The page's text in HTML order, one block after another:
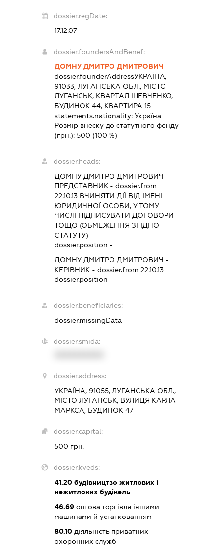
dossier.regDate:
17.12.07
dossier.foundersAndBenef:
ДОМНУ ДМИТРО ДМИТРОВИЧ
dossier.founderAddressУКРАЇНА,
91033, ЛУГАНСЬКА ОБЛ., МІСТО
ЛУГАНСЬК, КВАРТАЛ ШЕВЧЕНКО,
БУДИНОК 44, КВАРТИРА 15
statements.nationality:Україна
Розмір внеску до статутного фонду
(грн.):500 (100 %)
dossier.heads:
ДОМНУ ДМИТРО ДМИТРОВИЧ -
ПРЕДСТАВНИК - dossier.from
22.10.13 ВЧИНЯТИ ДІЇ ВІД ІМЕНІ
ЮРИДИЧНОЇ ОСОБИ, У ТОМУ
ЧИСЛІ ПІДПИСУВАТИ ДОГОВОРИ
ТОЩО (ОБМЕЖЕННЯ ЗГІДНО
СТАТУТУ)
dossier.position -
ДОМНУ ДМИТРО ДМИТРОВИЧ -
КЕРІВНИК - dossier.from 22.10.13
dossier.position -
dossier.beneficiaries:
dossier.missingData
dossier.smida:
dossier.address:
УКРАЇНА, 91055, ЛУГАНСЬКА ОБЛ.,
МІСТО ЛУГАНСЬК, ВУЛИЦЯ КАРЛА
МАРКСА, БУДИНОК 47
dossier.capital:
500 грн.
dossier.kveds:
41.20 будівництво житлових і
нежитлових будівель
46.69 оптова торгівля іншими
машинами й устаткованням
80.10 діяльність приватних
охоронних служб